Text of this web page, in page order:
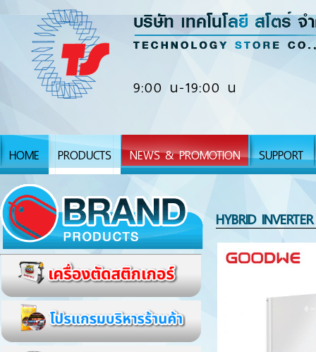
9:00 น-19:00 น
HOME PRODUCTS NEWS & PROMOTION SUPPORT
HYBRID